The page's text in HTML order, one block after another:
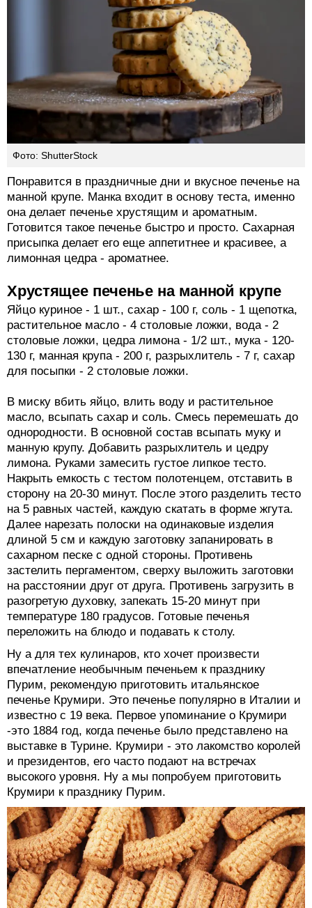
Фото: ShutterStock
Понравится в праздничные дни и вкусное печенье на
манной крупе. Манка входит в основу теста, именно
она делает печенье хрустящим и ароматным.
Готовится такое печенье быстро и просто. Сахарная
присыпка делает его еще аппетитнее и красивее, а
лимонная цедра - ароматнее.
Хрустящее печенье на манной крупе
Яйцо куриное - 1 шт., сахар - 100 г, соль - 1 щепотка,
растительное масло - 4 столовые ложки, вода - 2
столовые ложки, цедра лимона - 1/2 шт., мука - 120-
130 г, манная крупа - 200 г, разрыхлитель - 7 г, сахар
для посыпки - 2 столовые ложки.
В миску вбить яйцо, влить воду и растительное
масло, всыпать сахар и соль. Смесь перемешать до
однородности. В основной состав всыпать муку и
манную крупу. Добавить разрыхлитель и цедру
лимона. Руками замесить густое липкое тесто.
Накрыть емкость с тестом полотенцем, отставить в
сторону на 20-30 минут. После этого разделить тесто
на 5 равных частей, каждую скатать в форме жгута.
Далее нарезать полоски на одинаковые изделия
длиной 5 см и каждую заготовку запанировать в
сахарном песке с одной стороны. Противень
застелить пергаментом, сверху выложить заготовки
на расстоянии друг от друга. Противень загрузить в
разогретую духовку, запекать 15-20 минут при
температуре 180 градусов. Готовые печенья
переложить на блюдо и подавать к столу.
Ну а для тех кулинаров, кто хочет произвести
впечатление необычным печеньем к празднику
Пурим, рекомендую приготовить итальянское
печенье Крумири. Это печенье популярно в Италии и
известно с 19 века. Первое упоминание о Крумири
-это 1884 год, когда печенье было представлено на
выставке в Турине. Крумири - это лакомство королей
и президентов, его часто подают на встречах
высокого уровня. Ну а мы попробуем приготовить
Крумири к празднику Пурим.